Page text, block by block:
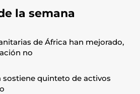
la semana
de África han mejorado,
no
sostiene quinteto de activos